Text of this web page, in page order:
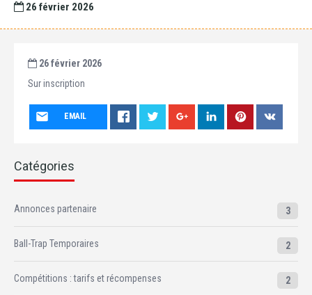
26 février 2026
26 février 2026
Sur inscription
EMAIL
Catégories
Annonces partenaire 3
Ball-Trap Temporaires 2
Compétitions : tarifs et récompenses 2